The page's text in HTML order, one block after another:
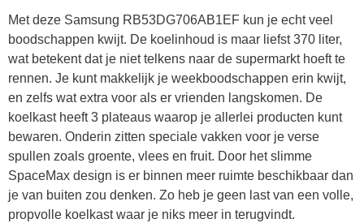
Met deze Samsung RB53DG706AB1EF kun je echt veel
boodschappen kwijt. De koelinhoud is maar liefst 370 liter,
wat betekent dat je niet telkens naar de supermarkt hoeft te
rennen. Je kunt makkelijk je weekboodschappen erin kwijt,
en zelfs wat extra voor als er vrienden langskomen. De
koelkast heeft 3 plateaus waarop je allerlei producten kunt
bewaren. Onderin zitten speciale vakken voor je verse
spullen zoals groente, vlees en fruit. Door het slimme
SpaceMax design is er binnen meer ruimte beschikbaar dan
je van buiten zou denken. Zo heb je geen last van een volle,
propvolle koelkast waar je niks meer in terugvindt.